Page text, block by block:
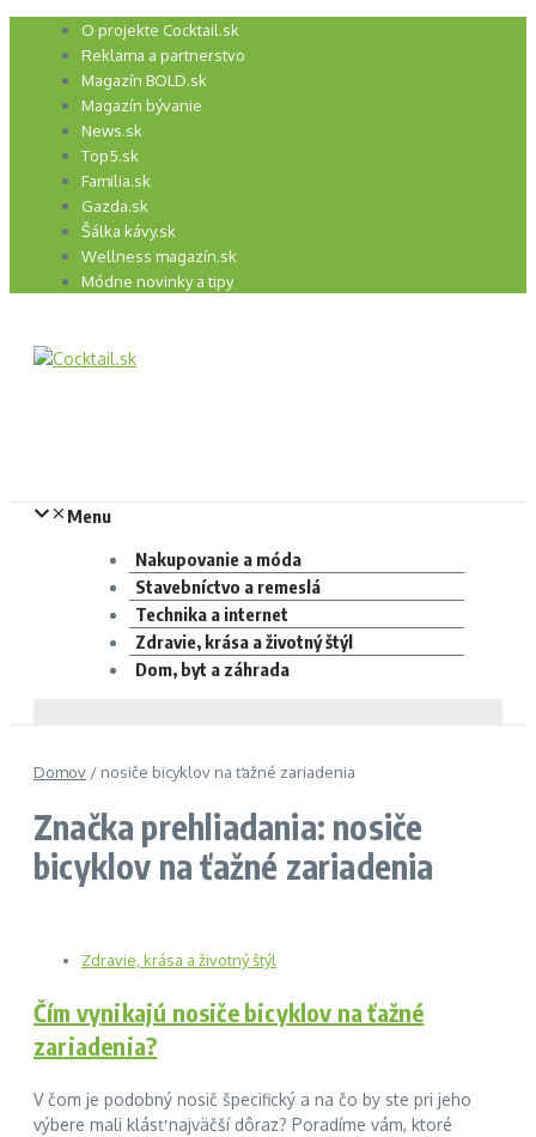
Preskočiť
O projekte Cocktail.sk
Reklama a partnerstvo
Magazín BOLD.sk
Magazín bývanie
News.sk
Top5.sk
Familia.sk
Gazda.sk
Šálka kávy.sk
Wellness magazín.sk
Módne novinky a tipy
Menu
Nakupovanie a móda
Stavebníctvo a remeslá
Technika a internet
Zdravie, krása a životný štýl
Dom, byt a záhrada
Domov / nosiče bicyklov na ťažné zariadenia
Značka prehliadania: nosiče
bicyklov na ťažné zariadenia
Zdravie, krása a životný štýl
Čím vynikajú nosiče bicyklov na ťažné
zariadenia?
V čom je podobný nosič špecifický a na čo by ste pri jeho
výbere mali klásť najväčší dôraz? Poradíme vám, ktoré